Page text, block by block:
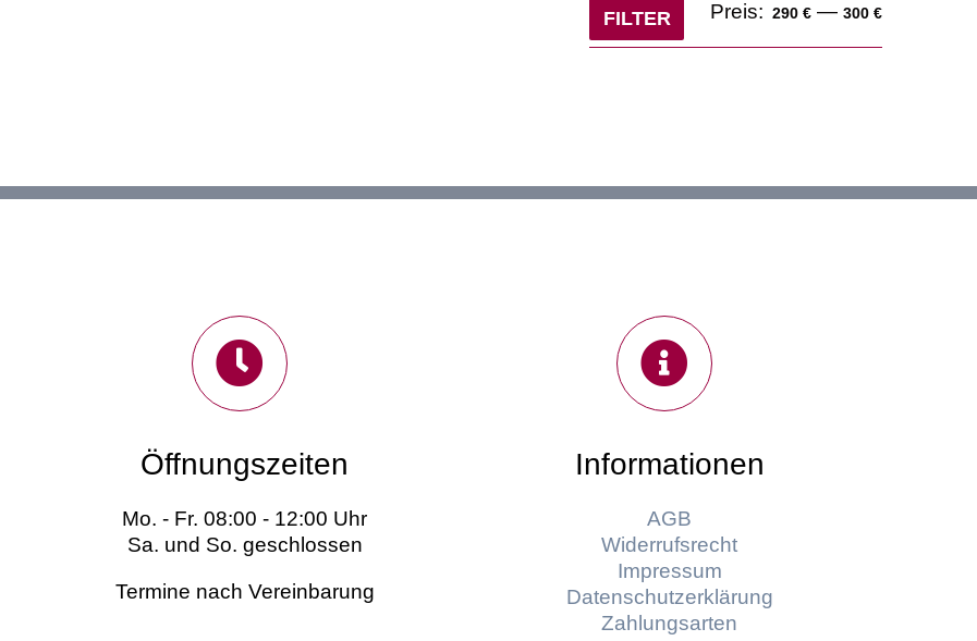
Min.
Max.
FILTER Preis: 290 € — 300 €
Öffnungszeiten
Mo. - Fr. 08:00 - 12:00 Uhr
Sa. und So. geschlossen
Termine nach Vereinbarung
Informationen
AGB
Widerrufsrecht
Impressum
Datenschutzerklärung
Zahlungsarten